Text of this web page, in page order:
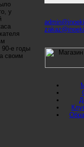
у
е годы
своим